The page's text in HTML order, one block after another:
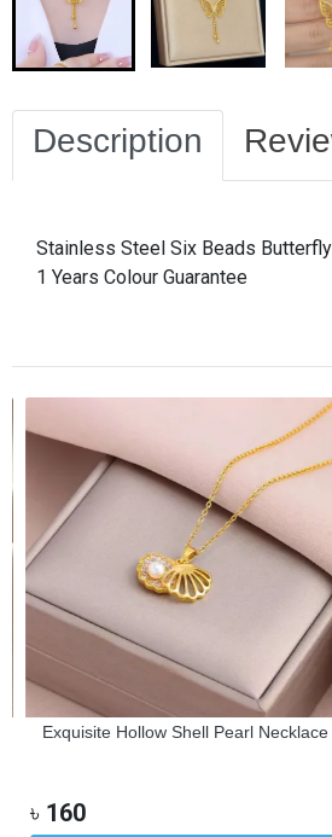
Description
Stainless Steel Six Beads
1 Years Colour Guarantee
Exquisite Hollow Shell Pearl Necklace
160